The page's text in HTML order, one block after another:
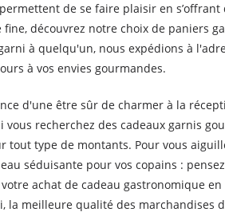
de se faire plaisir en
découvrez notre choix de paniers
à quelqu'un, nous expédions à
à vos envies gourmandes.
d'une être sûr de charmer à la
recherchez des cadeaux garnis
type de montants. Pour vous
séduisante pour vos copains :
achat de cadeau gastronomique
la meilleure qualité des